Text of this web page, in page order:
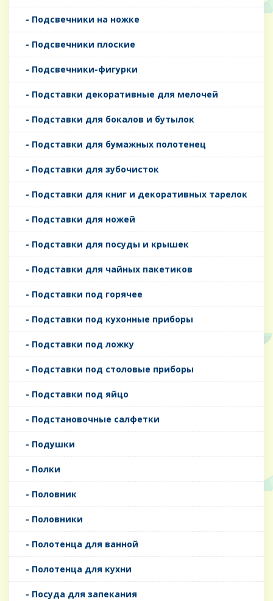
- Подсвечники на ножке
- Подсвечники плоские
- Подсвечники-фигурки
- Подставки декоративные для мелочей
- Подставки для бокалов и бутылок
- Подставки для бумажных полотенец
- Подставки для зубочисток
- Подставки для книг и декоративных тарелок
- Подставки для ножей
- Подставки для посуды и крышек
- Подставки для чайных пакетиков
- Подставки под горячее
- Подставки под кухонные приборы
- Подставки под ложку
- Подставки под столовые приборы
- Подставки под яйцо
- Подстановочные салфетки
- Подушки
- Полки
- Половник
- Половники
- Полотенца для ванной
- Полотенца для кухни
- Посуда для запекания